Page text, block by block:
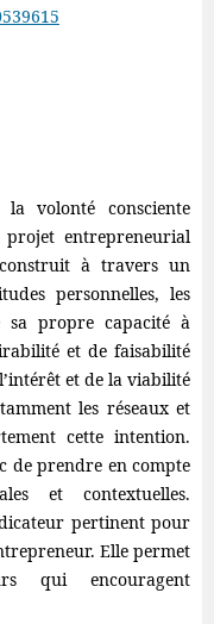
la volonté consciente
entrepreneurial
à travers un
personnelles, les
sa propre capacité à
et de faisabilité
et de la viabilité
les réseaux et
cette intention.
de prendre en compte
et contextuelles.
pertinent pour
Elle permet
qui encouragent